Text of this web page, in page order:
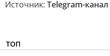
Источник: Telegram-
ТОП